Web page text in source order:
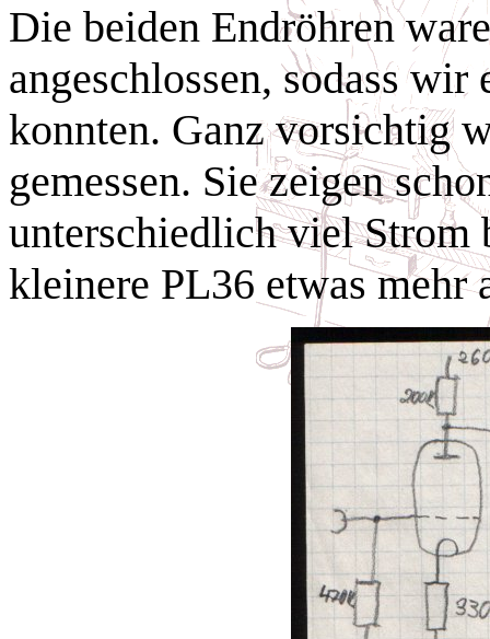
Die beiden Endröhren
angeschlossen, sodass
konnten. Ganz vorsichtig
gemessen. Sie zeigen
unterschiedlich viel Strom
kleinere PL36 etwas mehr